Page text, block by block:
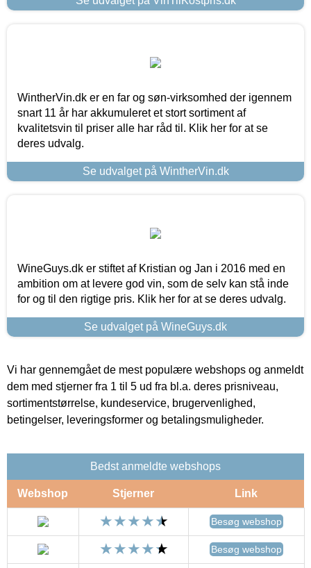
WintherVin.dk er en far og søn-virksomhed der igennem
snart 11 år har akkumuleret et stort sortiment af
kvalitetsvin til priser alle har råd til. Klik her for at se
deres udvalg.
Se udvalget på WintherVin.dk
WineGuys.dk er stiftet af Kristian og Jan i 2016 med en
ambition om at levere god vin, som de selv kan stå inde
for og til den rigtige pris. Klik her for at se deres udvalg.
Se udvalget på WineGuys.dk
Vi har gennemgået de mest populære webshops og anmeldt
dem med stjerner fra 1 til 5 ud fra bl.a. deres prisniveau,
sortimentstørrelse, kundeservice, brugervenlighed,
betingelser, leveringsformer og betalingsmuligheder.
Bedst anmeldte webshops
Webshop Stjerner Link
Besøg webshop
Besøg webshop